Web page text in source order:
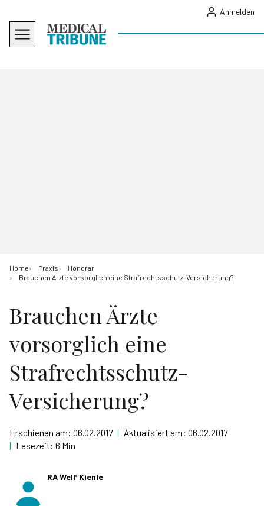
Anmelden
Home Praxis
Honorar
Brauchen Ärzte vorsorglich eine Strafrechtsschutz-Versicherung?
Brauchen Ärzte
vorsorglich eine
Strafrechtsschutz-
Versicherung?
Erschienen am: 06.02.2017 | Aktualisiert am: 06.02.2017
| Lesezeit: 6 Min
RA Welf Kienle